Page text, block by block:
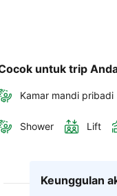
untuk trip
Kamar mandi pribadi
Shower Lift
Keunggulan